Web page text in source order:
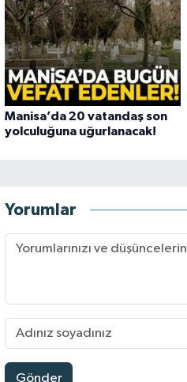
Manisa’da 20 vatandaş son
yolculuğuna uğurlanacak!
Yorumlar
Gönder